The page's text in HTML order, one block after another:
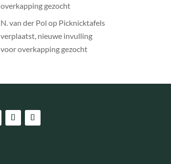
overkapping gezocht
N. van der Pol op Picknicktafels
verplaatst, nieuwe invulling
voor overkapping gezocht